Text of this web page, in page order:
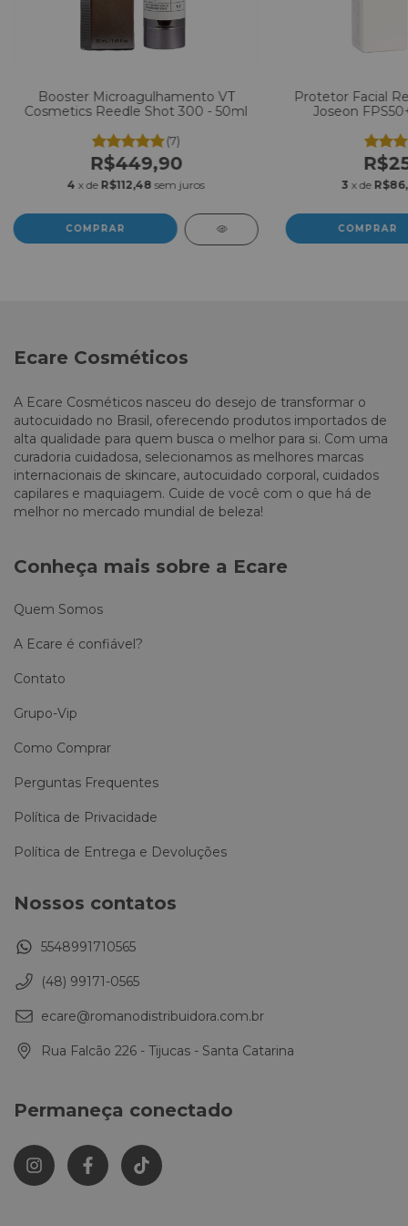
Booster Microagulhamento VT
Cosmetics Reedle Shot 300 - 50ml
(7)
R$449,90
4 x de R$112,48 sem juros
Protetor Facial
Joseon
3 x de
Ecare Cosméticos
A Ecare Cosméticos nasceu do desejo de transformar o
autocuidado no Brasil, oferecendo produtos importados de
alta qualidade para quem busca o melhor para si. Com uma
curadoria cuidadosa, selecionamos as melhores marcas
internacionais de skincare, autocuidado corporal, cuidados
capilares e maquiagem. Cuide de você com o que há de
melhor no mercado mundial de beleza!
Conheça mais sobre a Ecare
Quem Somos
A Ecare é confiável?
Contato
Grupo-Vip
Como Comprar
Perguntas Frequentes
Política de Privacidade
Política de Entrega e Devoluções
Nossos contatos
5548991710565
(48) 99171-0565
ecare@romanodistribuidora.com.br
Rua Falcão 226 - Tijucas - Santa Catarina
Permaneça conectado